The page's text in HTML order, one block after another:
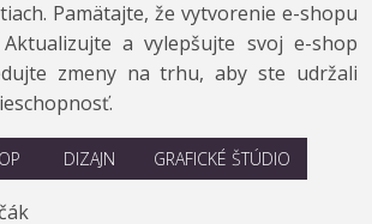
Pamätajte, že vytvorenie e-shopu
a vylepšujte svoj e-shop
zmeny na trhu, aby ste udržali
DIZAJN GRAFICKÉ ŠTÚDIO